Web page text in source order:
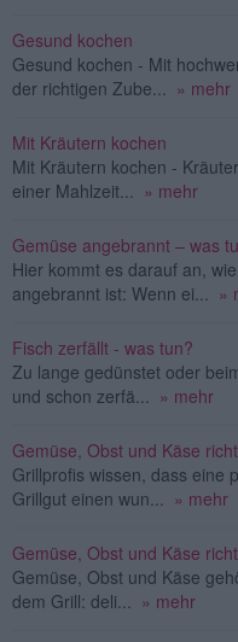
Gesund kochen
Gesund kochen - Mit
der richtigen Zube... » mehr
Mit Kräutern kochen
Mit Kräutern kochen -
einer Mahlzeit... » mehr
Gemüse angebrannt – was
Hier kommt es darauf an,
angebrannt ist: Wenn ei... »
Fisch zerfällt - was tun?
Zu lange gedünstet oder
und schon zerfä... » mehr
Gemüse, Obst und Käse
Grillprofis wissen, dass eine
Grillgut einen wun... » mehr
Gemüse, Obst und Käse
Gemüse, Obst und Käse
dem Grill: deli... » mehr